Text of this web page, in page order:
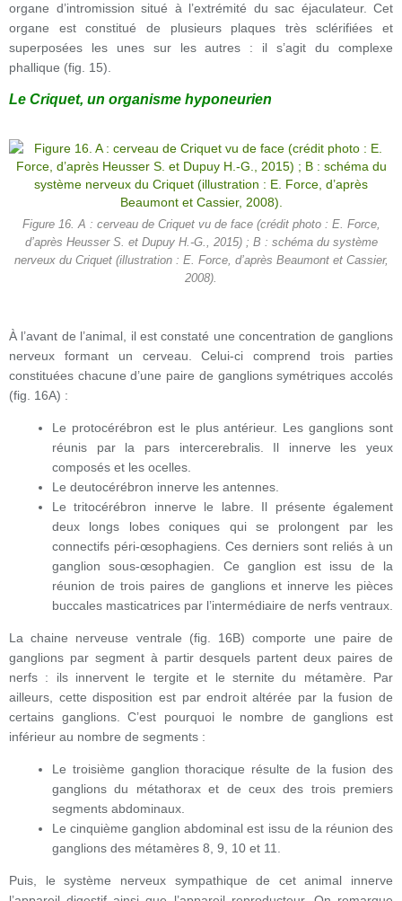
organe d’intromission situé à l’extrémité du sac éjaculateur. Cet
organe est constitué de plusieurs plaques très sclérifiées et
superposées les unes sur les autres : il s’agit du complexe
phallique (fig. 15).
Le Criquet, un organisme hyponeurien
Figure 16. A : cerveau de Criquet vu de face (crédit photo : E. Force,
d’après Heusser S. et Dupuy H.-G., 2015) ; B : schéma du système
nerveux du Criquet (illustration : E. Force, d’après Beaumont et Cassier,
2008).
À l’avant de l’animal, il est constaté une concentration de ganglions
nerveux formant un cerveau. Celui-ci comprend trois parties
constituées chacune d’une paire de ganglions symétriques accolés
(fig. 16A) :
Le protocérébron est le plus antérieur. Les ganglions sont
réunis par la pars intercerebralis. Il innerve les yeux
composés et les ocelles.
Le deutocérébron innerve les antennes.
Le tritocérébron innerve le labre. Il présente également
deux longs lobes coniques qui se prolongent par les
connectifs péri-œsophagiens. Ces derniers sont reliés à un
ganglion sous-œsophagien. Ce ganglion est issu de la
réunion de trois paires de ganglions et innerve les pièces
buccales masticatrices par l’intermédiaire de nerfs ventraux.
La chaine nerveuse ventrale (fig. 16B) comporte une paire de
ganglions par segment à partir desquels partent deux paires de
nerfs : ils innervent le tergite et le sternite du métamère. Par
ailleurs, cette disposition est par endroit altérée par la fusion de
certains ganglions. C’est pourquoi le nombre de ganglions est
inférieur au nombre de segments :
Le troisième ganglion thoracique résulte de la fusion des
ganglions du métathorax et de ceux des trois premiers
segments abdominaux.
Le cinquième ganglion abdominal est issu de la réunion des
ganglions des métamères 8, 9, 10 et 11.
Puis, le système nerveux sympathique de cet animal innerve